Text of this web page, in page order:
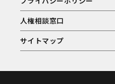
人権相談窓口
サイトマップ